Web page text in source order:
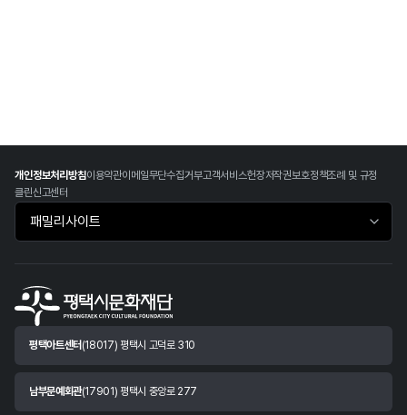
개인정보처리방침이용약관이메일무단수집거부고객서비스헌장저작권보호정책조례 및 규정
클린신고센터
패밀리사이트 바로가기
평택아트센터 (18017) 평택시 고덕로 310
남부문예회관(17901) 평택시 중앙로 277